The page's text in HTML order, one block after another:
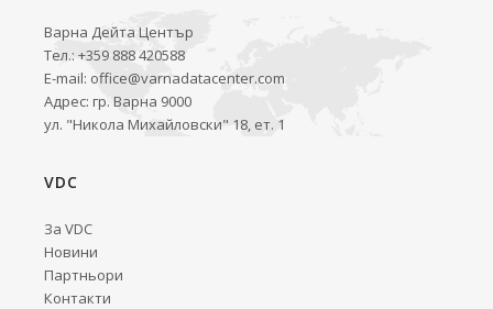
Варна Дейта Център
Тел.: +359 888 420588
E-mail: office@varnadatacenter.com
Адрес: гр. Варна 9000
ул. "Никола Михайловски" 18, ет. 1
VDC
За VDC
Новини
Партньори
Контакти